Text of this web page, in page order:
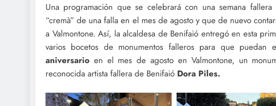
Una programación que se celebrará con una semana
“cremà” de una falla en el mes de agosto y que de nuevo
a Valmontone. Así, la alcaldesa de Benifaió entregó en esta
varios bocetos de monumentos falleros para que
aniversario en el mes de agosto en Valmontone, un
reconocida artista fallera de Benifaió Dora Piles.